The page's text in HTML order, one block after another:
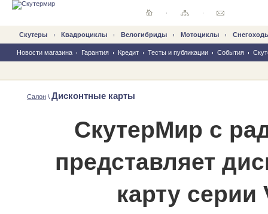
Скутеры Квадроциклы Велогибриды Mотоциклы
Новости магазина Гарантия Кредит Тесты и публикации События
Салон \ Дисконтные карты
СкутерМир с
представляет
карту серии